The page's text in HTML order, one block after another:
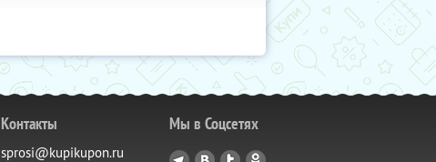
Контакты
sprosi@kupikupon.ru
Мы в Соцсетях